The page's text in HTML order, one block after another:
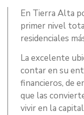
En Tierra Alta
primer nivel
residenciales
La excelente
contar en su
financieros, de
que las
vivir en la